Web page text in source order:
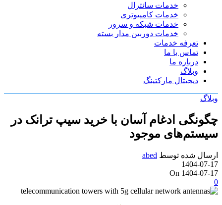
خدمات سانترال
خدمات کامپیوتری
خدمات شبکه و سرور
خدمات دوربین مدار بسته
تعرفه خدمات
تماس با ما
درباره ما
وبلاگ
دیجیتال مارکتینگ
وبلاگ
چگونگی ادغام آسان با خرید سیپ ترانک در
سیستم‌های موجود
ارسال شده توسط abed
1404-07-17
On 1404-07-17
0